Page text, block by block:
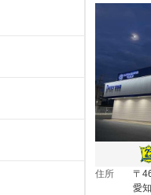
住所
〒
愛